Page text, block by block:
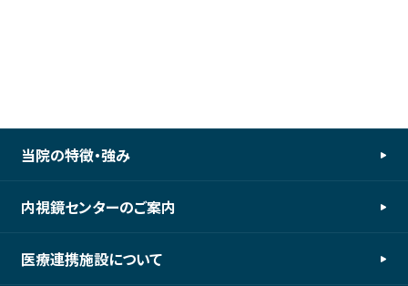
当院の特徴・強み
内視鏡センターのご案内
医療連携施設について